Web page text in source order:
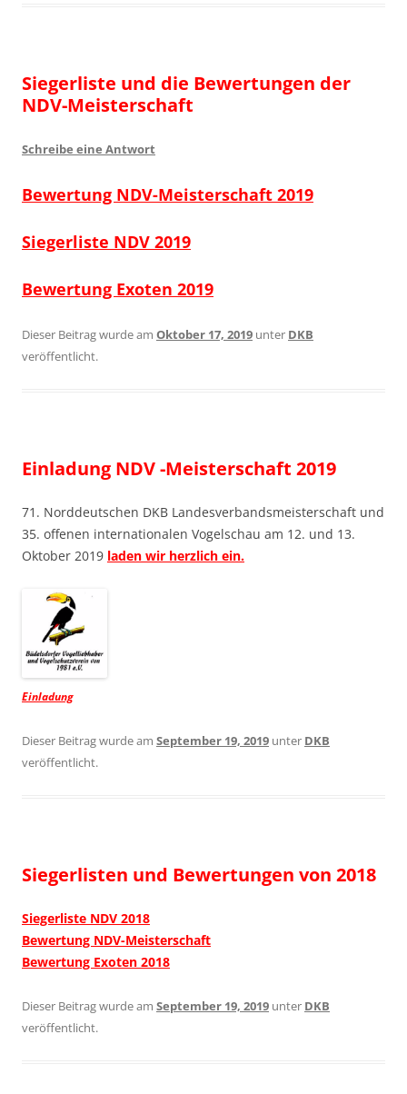
Siegerliste und die Bewertungen der
NDV-Meisterschaft
Schreibe eine Antwort
Bewertung NDV-Meisterschaft 2019
Siegerliste NDV 2019
Bewertung Exoten 2019
Dieser Beitrag wurde am Oktober 17, 2019 unter DKB
veröffentlicht.
Einladung NDV -Meisterschaft 2019
71. Norddeutschen DKB Landesverbandsmeisterschaft und
35. offenen internationalen Vogelschau am 12. und 13.
Oktober 2019 laden wir herzlich ein.
Einladung
Dieser Beitrag wurde am September 19, 2019 unter DKB
veröffentlicht.
Siegerlisten und Bewertungen von 2018
Siegerliste NDV 2018
Bewertung NDV-Meisterschaft
Bewertung Exoten 2018
Dieser Beitrag wurde am September 19, 2019 unter DKB
veröffentlicht.